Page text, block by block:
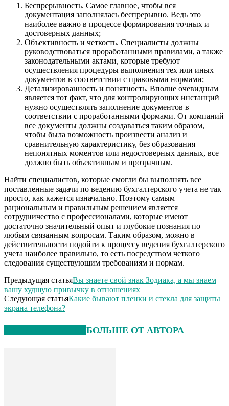
Беспрерывность. Самое главное, чтобы вся
документация заполнялась беспрерывно. Ведь это
наиболее важно в процессе формирования точных и
достоверных данных;
Объективность и четкость. Специалисты должны
руководствоваться проработанными правилами, а также
законодательными актами, которые требуют
осуществления процедуры выполнения тех или иных
документов в соответствии с правовыми нормами;
Детализированность и понятность. Вполне очевидным
является тот факт, что для контролирующих инстанций
нужно осуществлять заполнение документов в
соответствии с проработанными формами. От компаний
все документы должны создаваться таким образом,
чтобы была возможность произвести анализ и
сравнительную характеристику, без образования
непонятных моментов или недостоверных данных, все
должно быть объективным и прозрачным.
Найти специалистов, которые смогли бы выполнять все
поставленные задачи по ведению бухгалтерского учета не так
просто, как кажется изначально. Поэтому самым
рациональным и правильным решением является
сотрудничество с профессионалами, которые имеют
достаточно значительный опыт и глубокие познания по
любым связанным вопросам. Таким образом, можно в
действительности подойти к процессу ведения бухгалтерского
учета наиболее правильно, то есть посредством четкого
следования существующим требованиям и нормам.
Предыдущая статьяВы знаете свой знак Зодиака, а мы знаем
вашу худшую привычку в отношениях
Следующая статьяКакие бывают пленки и стекла для защиты
экрана телефона?
БОЛЬШЕ ОТ АВТОРА